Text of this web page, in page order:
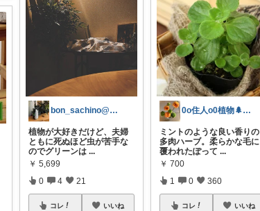
bon_sachino@おうち_love
植物が大好きだけど、夫婦
ともに死ぬほど虫が苦手な
のでグリーンは ...
￥ 5,699
0 4 21
コレ いいね
0o住人o0植物🌲と👶を育てる部屋
ミントのような良い香りの
多肉ハーブ。柔らかな毛に
覆われたぽって ...
￥ 700
1 0 360
コレ いいね